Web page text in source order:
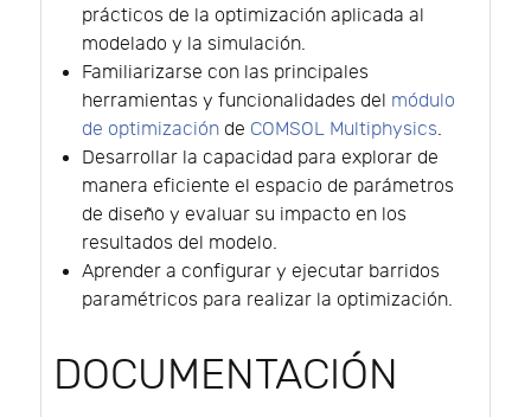
prácticos de la optimización aplicada al
modelado y la simulación.
Familiarizarse con las principales
herramientas y funcionalidades del módulo
de optimización de COMSOL Multiphysics.
Desarrollar la capacidad para explorar de
manera eficiente el espacio de parámetros
de diseño y evaluar su impacto en los
resultados del modelo.
Aprender a configurar y ejecutar barridos
paramétricos para realizar la optimización.
DOCUMENTACIÓN